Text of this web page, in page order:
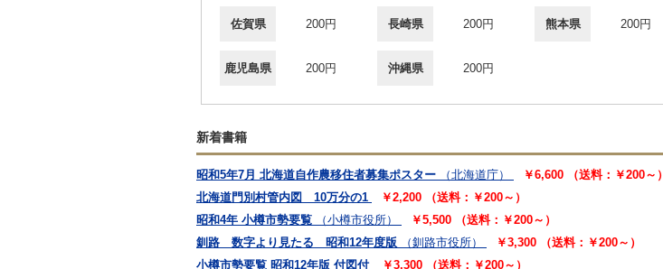
佐賀県 200円 長崎県 200円 熊本県 200円
鹿児島県 200円 沖縄県 200円
新着書籍
昭和5年7月 北海道自作農移住者募集ポスター （北海道庁）
￥6,600 （送料：￥200～）
北海道門別村管内図 10万分の1
￥2,200 （送料：￥200～）
昭和4年 小樽市勢要覧
（小樽市役所）
￥5,500 （送料：￥200～）
釧路 数字より見たる 昭和12年度版
（釧路市役所）
￥3,300 （送料：￥200～）
小樽市勢要覧 昭和12年版 付図付
￥3,300 （送料：￥200～）